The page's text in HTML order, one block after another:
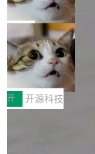
（<a
bug.cgi?id=204...
orkers 跑了十年
nce 的话说：「我
码，而 AI Agent 不
late。」 容器为什
和销毁都太重了。
只需要几毫秒的
就绪要花数秒。如
诉讼，称“Apple
g”
上个月，苹果一纸
控其挖角苹果前员
状把 OpenAI 描述
人、套取机密信息
函，也没选择庭外
文，标题只有六个
ng。 然后，它把邮
录全贴了出来。
iel Gross 来自
局
HUAWEI
ddy鸿蒙PC版，
搭子
全能AI工作台
I MatePad Edge应
用，与鸿蒙电脑上
这是目前市面上唯
C版的产品，搭载
开 开源科技
FFmpeg 9.0 发
全球知名开源多媒